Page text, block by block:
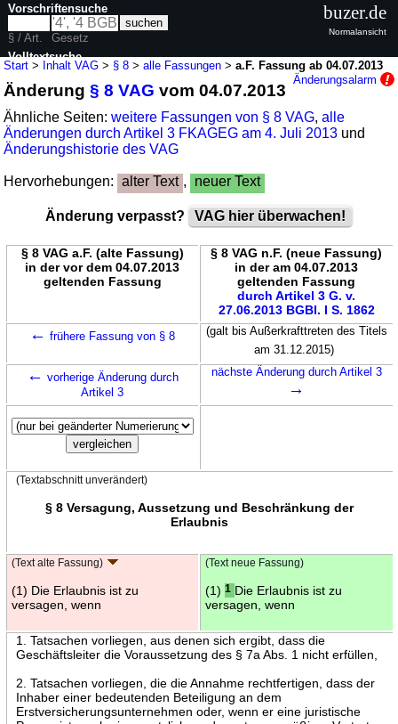
Start > Inhalt VAG > § 8 >alle Fassungen >a.F. Fassung ab 04.07.2013
Änderungsalarm
Änderung§ 8 VAG vom 04.07.2013
Ähnliche Seiten:weitere Fassungen von § 8 VAG,alle
Änderungen durch Artikel 3 FKAGEG am 4. Juli 2013 und
Änderungshistorie des VAG
Hervorhebungen: alter Text , neuer Text
Änderung verpasst? VAG hier überwachen!
§ 8 VAG a.F. (alte Fassung)
in der vor dem 04.07.2013
geltenden Fassung
§ 8 VAG n.F. (neue Fassung)
in der am 04.07.2013
geltenden Fassung
durch Artikel 3 G. v.
27.06.2013 BGBl. I S. 1862
← frühere Fassung von § 8
(galt bis Außerkrafttreten des Titels
am 31.12.2015)
← vorherige Änderung durch
Artikel 3
nächste Änderung durch Artikel 3
→
(Textabschnitt unverändert)
§ 8 Versagung, Aussetzung und Beschränkung der
Erlaubnis
(Text alte Fassung)
(1) Die Erlaubnis ist zu
versagen, wenn
(Text neue Fassung)
(1) 1 Die Erlaubnis ist zu
versagen, wenn
1. Tatsachen vorliegen, aus denen sich ergibt, dass die
Geschäftsleiter die Voraussetzung des § 7a Abs. 1 nicht erfüllen,
2. Tatsachen vorliegen, die die Annahme rechtfertigen, dass der
Inhaber einer bedeutenden Beteiligung an dem
Erstversicherungsunternehmen oder, wenn er eine juristische
Vorschriftensuche
§ / Art.
Gesetz
Volltextsuche
nur in VAG
buzer.de
Normalansicht